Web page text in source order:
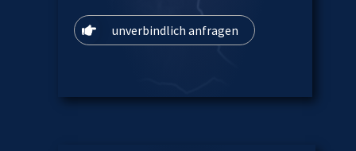
unverbindlich anfragen